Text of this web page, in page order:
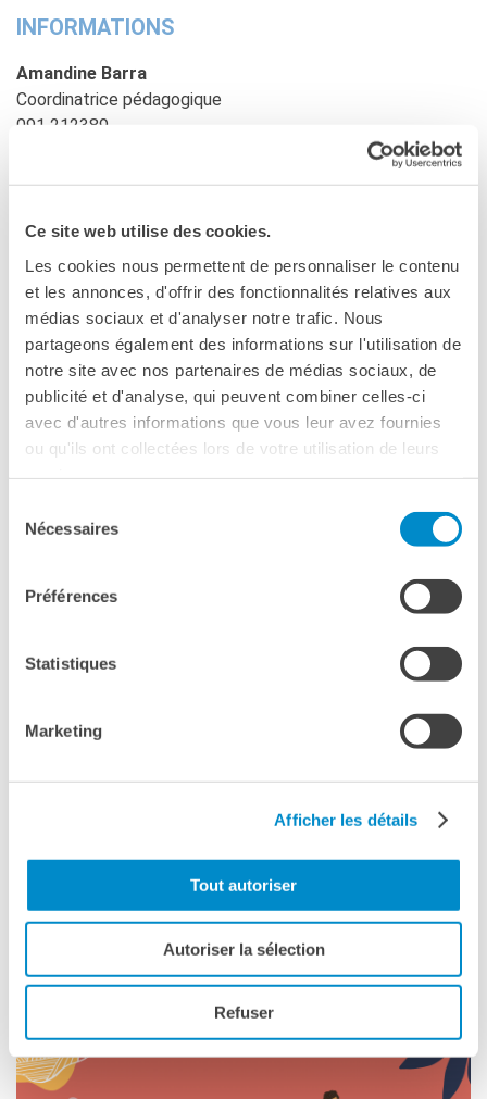
Ce site web utilise des cookies.
Les cookies nous permettent de personnaliser le contenu
et les annonces, d'offrir des fonctionnalités relatives aux
médias sociaux et d'analyser notre trafic. Nous
partageons également des informations sur l'utilisation de
notre site avec nos partenaires de médias sociaux, de
publicité et d'analyse, qui peuvent combiner celles-ci
avec d'autres informations que vous leur avez fournies
ou qu'ils ont collectées lors de votre utilisation de leurs
Nécessaires
Préférences
Statistiques
Marketing
Afficher les détails
Tout autoriser
Autoriser la sélection
Refuser
RECHERCHER
INFORMATIONS
Amandine Barra
Coordinatrice pédagogique
091 212389
Richiedi informazioni sui corsi di francese